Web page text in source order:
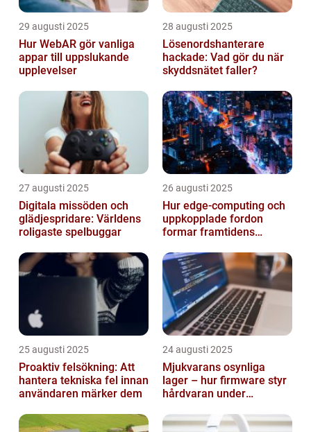
29 augusti 2025
Hur WebAR gör vanliga
appar till uppslukande
upplevelser
28 augusti 2025
Lösenordshanterare
hackade: Vad gör du när
skyddsnätet faller?
27 augusti 2025
Digitala missöden och
glädjespridare: Världens
roligaste spelbuggar
26 augusti 2025
Hur edge‑computing och
uppkopplade fordon
formar framtidens
25 augusti 2025
Proaktiv felsökning: Att
hantera tekniska fel innan
användaren märker dem
24 augusti 2025
Mjukvarans osynliga
lager – hur firmware styr
hårdvaran under